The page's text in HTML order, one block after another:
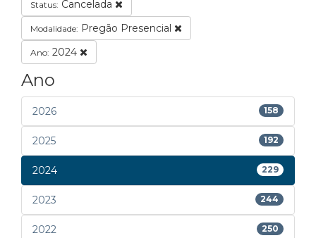
Status: Cancelada
Modalidade: Pregão Presencial
Ano: 2024
Ano
2026 158
2025 192
2024 229
2023 244
2022 250